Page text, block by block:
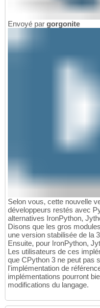
Envoyé par gorgonite
Selon vous, cette nouvelle
développeurs restés avec
alternatives IronPython,
Disons que les gros
une version stabilisée de la
Ensuite, pour IronPython,
Les utilisateurs de ces
que CPython 3 ne peut pas
l'implémentation de
implémentations pourront
modifications du langage.